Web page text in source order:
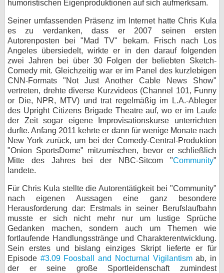
humoristischen Eigenproduktionen auf sich aufmerksam.
Seiner umfassenden Präsenz im Internet hatte Chris Kula
es zu verdanken, dass er 2007 seinen ersten
Autorenposten bei "Mad TV" bekam. Frisch nach Los
Angeles übersiedelt, wirkte er in den darauf folgenden
zwei Jahren bei über 30 Folgen der beliebten Sketch-
Comedy mit. Gleichzeitig war er im Panel des kurzlebigen
CNN-Formats "Not Just Another Cable News Show"
vertreten, drehte diverse Kurzvideos (Channel 101, Funny
or Die, NPR, MTV) und trat regelmäßig im L.A.-Ableger
des Upright Citizens Brigade Theatre auf, wo er im Laufe
der Zeit sogar eigene Improvisationskurse unterrichten
durfte. Anfang 2011 kehrte er dann für wenige Monate nach
New York zurück, um bei der Comedy-Central-Produktion
"Onion SportsDome" mitzumischen, bevor er schließlich
Mitte des Jahres bei der NBC-Sitcom "Community"
landete.
Für Chris Kula stellte die Autorentätigkeit bei "Community"
nach eigenen Aussagen eine ganz besondere
Herausforderung dar: Erstmals in seiner Berufslaufbahn
musste er sich nicht mehr nur um lustige Sprüche
Gedanken machen, sondern auch um Themen wie
fortlaufende Handlungsstränge und Charakterentwicklung.
Sein erstes und bislang einziges Skript lieferte er für
Episode #3.09 Foosball and Nocturnal Vigilantismab, in
der er seine große Sportleidenschaft zumindest
Nutzungsbedingungen
Datenschutz
Cookie-Einstellungen
Impressum
Desktop-Ansicht
myFanbase